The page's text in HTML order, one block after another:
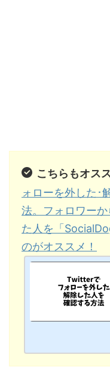
こちらもオス
ォローを外した･
法。フォロワー
た人を「
のがオススメ！